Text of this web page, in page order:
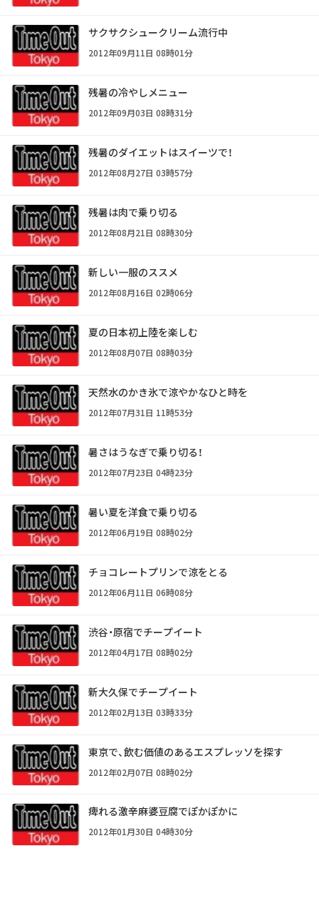
サクサクシュークリーム流行中
2012年09月11日 08時01分
残暑の冷やしメニュー
2012年09月03日 08時31分
残暑のダイエットはスイーツで！
2012年08月27日 03時57分
残暑は肉で乗り切る
2012年08月21日 08時30分
新しい一服のススメ
2012年08月16日 02時06分
夏の日本初上陸を楽しむ
2012年08月07日 08時03分
天然水のかき氷で涼やかなひと時を
2012年07月31日 11時53分
暑さはうなぎで乗り切る！
2012年07月23日 04時23分
暑い夏を洋食で乗り切る
2012年06月19日 08時02分
チョコレートプリンで涼をとる
2012年06月11日 06時08分
渋谷・原宿でチープイート
2012年04月17日 08時02分
新大久保でチープイート
2012年02月13日 03時33分
東京で、飲む価値のあるエスプレッソを探す
2012年02月07日 08時02分
痺れる激辛麻婆豆腐でぽかぽかに
2012年01月30日 04時30分